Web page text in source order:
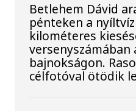
Betlehem Dávid
pénteken a
kilométeres
versenyszámában
bajnokságon.
célfotóval ötödik